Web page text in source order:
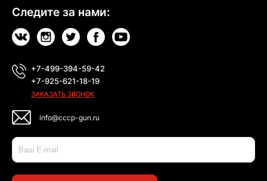
Следите за нами:
+7-499-394-59-42
+7-925-621-18-19
ЗАКАЗАТЬ ЗВОНОК
info@cccp-gun.ru